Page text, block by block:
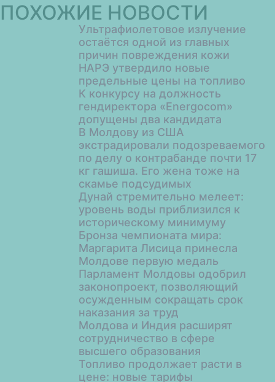
ПОХОЖИЕ НОВОСТИ
Ультрафиолетовое излучение
остаётся одной из главных
причин повреждения кожи
НАРЭ утвердило новые
предельные цены на топливо
К конкурсу на должность
гендиректора «Energocom»
допущены два кандидата
В Молдову из США
экстрадировали подозреваемого
по делу о контрабанде почти 17
кг гашиша. Его жена тоже на
скамье подсудимых
Дунай стремительно мелеет:
уровень воды приблизился к
историческому минимуму
Бронза чемпионата мира:
Маргарита Лисица принесла
Молдове первую медаль
Парламент Молдовы одобрил
законопроект, позволяющий
осужденным сокращать срок
наказания за труд
Молдова и Индия расширят
сотрудничество в сфере
высшего образования
Топливо продолжает расти в
цене: новые тарифы